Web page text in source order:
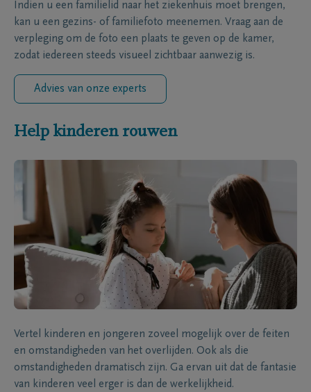
Indien u een familielid naar het ziekenhuis moet brengen,
kan u een gezins- of familiefoto meenemen. Vraag aan de
verpleging om de foto een plaats te geven op de kamer,
zodat iedereen steeds visueel zichtbaar aanwezig is.
Advies van onze experts
Help kinderen rouwen
Vertel kinderen en jongeren zoveel mogelijk over de feiten
en omstandigheden van het overlijden. Ook als die
omstandigheden dramatisch zijn. Ga ervan uit dat de fantasie
van kinderen veel erger is dan de werkelijkheid.